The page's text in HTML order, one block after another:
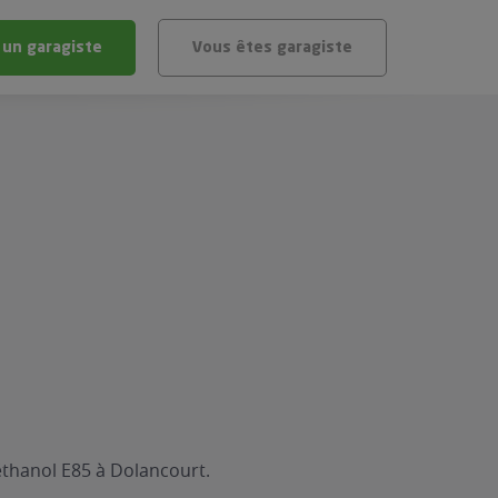
garagiste Vous êtes garagiste
E85 à Dolancourt.